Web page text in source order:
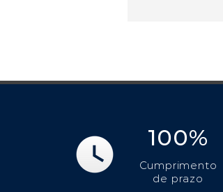
100%
Cumprimento
de prazo